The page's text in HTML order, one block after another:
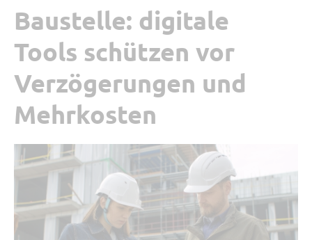
Aktuelle Beiträge
Beliebt
Kategorien
Referenzbericht
Tipp vom Support
SORBA erleben
Buchhaltung und Recht
Software Updates
Baustelle: digitale
Tools schützen vor
Verzögerungen und
Mehrkosten